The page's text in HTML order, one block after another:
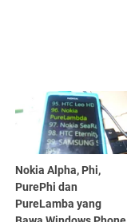
Nokia Alpha, Phi,
PurePhi dan
PureLamba yang